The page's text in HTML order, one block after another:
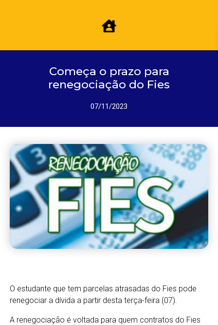
Começa o prazo para
renegociação do Fies
07/11/2023
O estudante que tem parcelas atrasadas do Fies pode
renegociar a dívida a partir desta terça-feira (07).
A renegociação é voltada para quem contratos do Fies